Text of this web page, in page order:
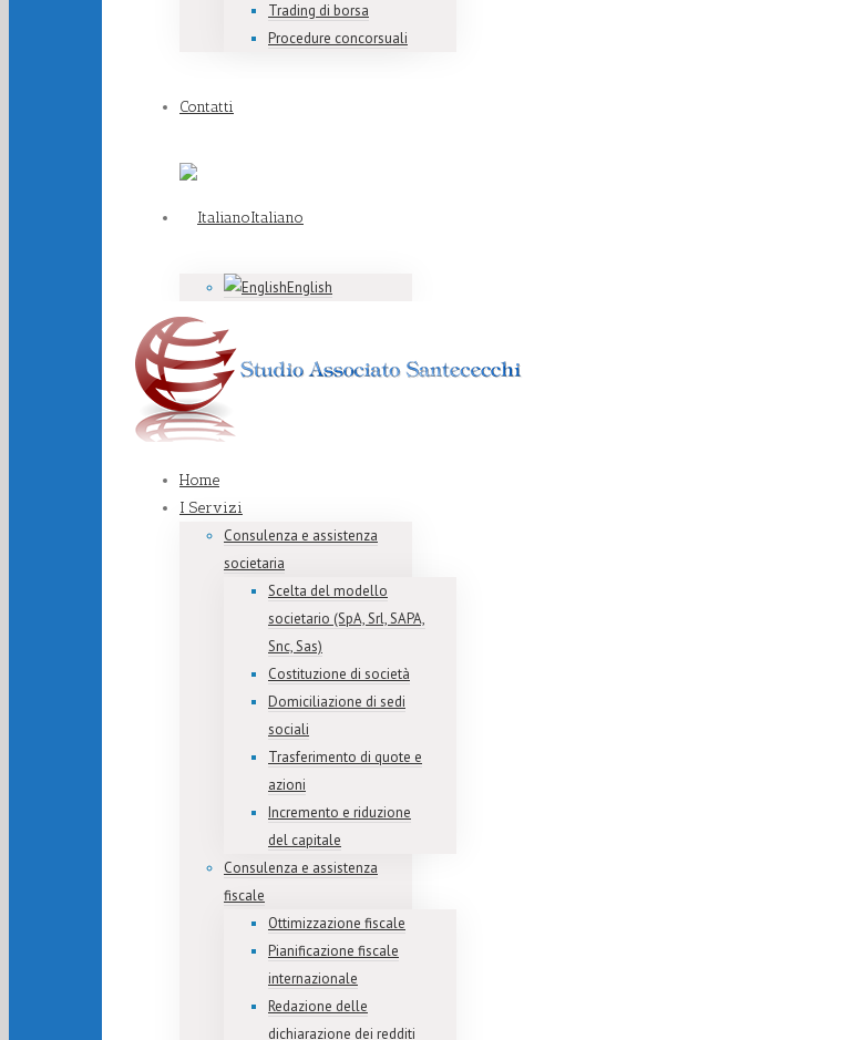
Trading di borsa
Procedure concorsuali
Contatti
Italiano
English
Home
I Servizi
Consulenza e assistenza
societaria
Scelta del modello
societario (SpA, Srl, SAPA,
Snc, Sas)
Costituzione di società
Domiciliazione di sedi
sociali
Trasferimento di quote e
azioni
Incremento e riduzione
del capitale
Consulenza e assistenza
fiscale
Ottimizzazione fiscale
Pianificazione fiscale
internazionale
Redazione delle
dichiarazione dei redditi